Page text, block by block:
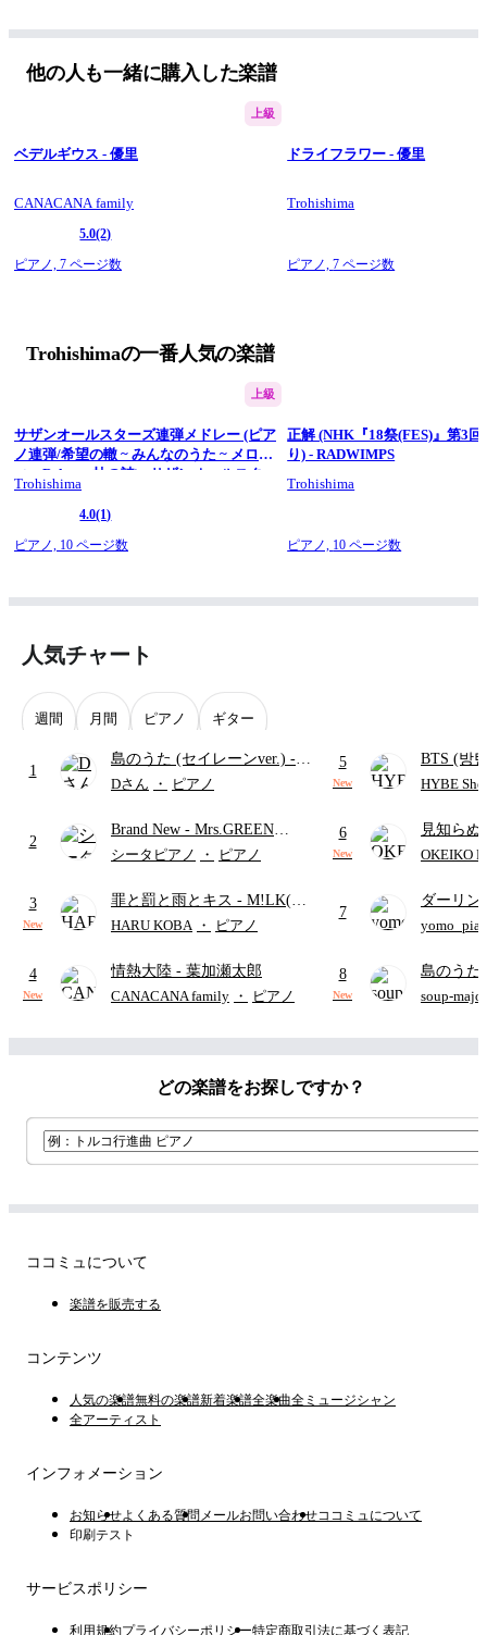
今回は犬目線の感動曲！
優里さんの「レオ」を耳コピピアノソロアレンジしました。
原曲のピアノを基礎としながら、強弱を意識したアレンジにし
関連動画…「ベテルギウス / 優里」
https://youtu.be/dG2aAm-
C87A
==========
Trohishima（トロヒシマ） 大学生。
毎週金曜日17時に動画を公開。 有名曲をピアノのソロ楽譜や連
▼WEBSITE
https://trohishima.com/
▼Instagram
他の人も一緒に購入した楽譜
上級
ベデルギウス - 優里
CANACANA family
5.0(2)
ピアノ, 7 ページ数
ドライフラワー - 優里
Trohishima
ピアノ,7 ページ数
Trohishimaの一番人気の楽譜
上級
サザンオールスターズ連弾メドレー (ピア
ノ連弾/希望の轍 ~ みんなのうた ~ メロデ
ィ ~ Relay～杜の詩) - サザンオールスタ
ーズ
Trohishima
4.0(1)
ピアノ, 10 ページ数
正解 (NHK『18祭(FES)』第3回
り) - RADWIMPS
Trohishima
ピアノ, 10 ページ数
人気チャート
週間 月間 ピアノ ギター
1
島のうた (セイレーンver.) -
セイレーン(CV.鈴木みのり)
ード・ペダル付き/『映画ちい
かわ 人魚の島のひみつ』よ
Dさん ・ ピアノ
2
Brand New - Mrs.GREEN
APPLE
シータピアノ ・ ピアノ
3
New
罪と罰と雨とキス - M!LK(佐
野勇斗&吉田仁人)
HARU KOBA ・ ピアノ
4
New
情熱大陸 - 葉加瀬太郎
CANACANA family ・ ピアノ
5
New
BTS (방
HYBE
6
New
見知ら
ャツが乾
OKEIKO
7
ダーリン
APPLE (
8
New
島のうた
映画ちい
soup-majo
どの楽譜をお探しですか？
ココミュについて
楽譜を販売する
コンテンツ
人気の楽譜無料の楽譜新着楽譜全楽曲全ミュージシャン
全アーティスト
インフォメーション
お知らせよくある質問 メールお問い合わせココミュについて
印刷テスト
サービスポリシー
利用規約プライバシーポリシー特定商取引法に基づく表記